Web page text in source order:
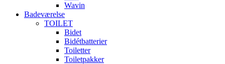
Wavin
Badeværelse
TOILET
Bidet
Bidétbatterier
Toiletter
Toiletpakker